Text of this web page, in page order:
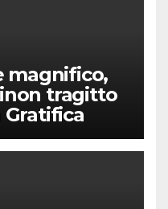
magnifico,
tragitto